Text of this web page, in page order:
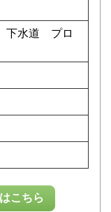
水道 プロ
こちら